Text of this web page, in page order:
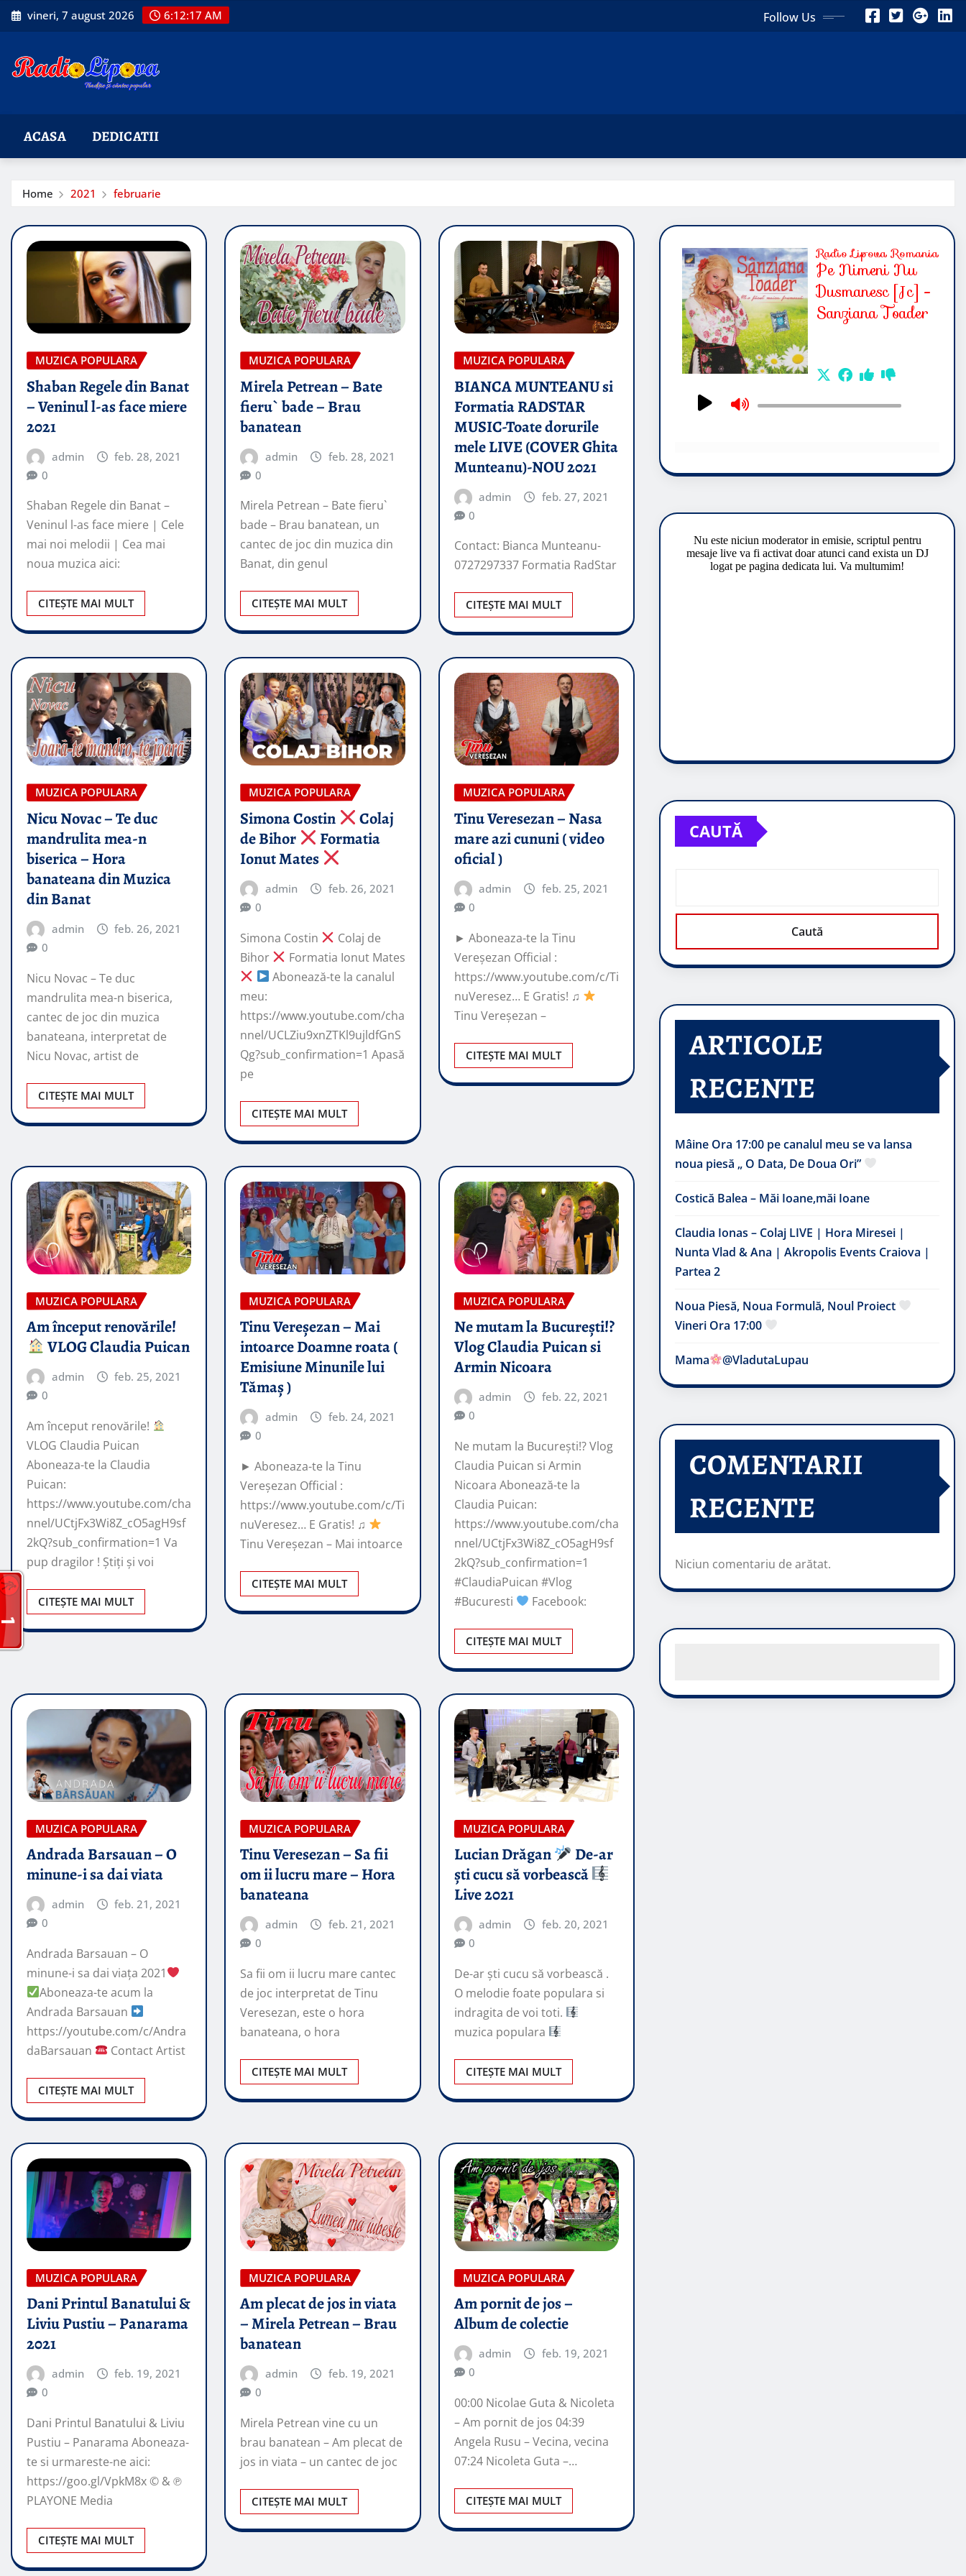
Skip
to
vineri, 7 august 2026 6:12:18 AM Follow Us
ACASA DEDICATII
Home 2021 februarie
MUZICA POPULARA
Shaban Regele din Banat
– Veninul l-as face miere
2021
admin
feb. 28, 2021
0
Shaban Regele din Banat –
Veninul l-as face miere | Cele
mai noi melodii | Cea mai
noua muzica aici:
CITEȘTE MAI MULT
MUZICA POPULARA
Mirela Petrean – Bate
fieru` bade – Brau
banatean
admin
feb. 28, 2021
0
Mirela Petrean – Bate fieru`
bade – Brau banatean, un
cantec de joc din muzica din
Banat, din genul
CITEȘTE MAI MULT
MUZICA POPULARA
BIANCA MUNTEANU si
Formatia RADSTAR
MUSIC-Toate dorurile
mele LIVE (COVER Ghita
Munteanu)-NOU 2021
admin
feb. 27, 2021
0
Contact: Bianca Munteanu-
0727297337 Formatia RadStar
CITEȘTE MAI MULT
MUZICA POPULARA
Nicu Novac – Te duc
mandrulita mea-n
biserica – Hora
banateana din Muzica
din Banat
admin
feb. 26, 2021
0
Nicu Novac – Te duc
mandrulita mea-n biserica,
cantec de joc din muzica
banateana, interpretat de
Nicu Novac, artist de
CITEȘTE MAI MULT
MUZICA POPULARA
Simona Costin
Colaj
de Bihor
Formatia
Ionut Mates
admin
feb. 26, 2021
0
Simona Costin
Colaj de
Bihor
Formatia Ionut Mates
Abonează-te la canalul
meu:
https://www.youtube.com/cha
nnel/UCLZiu9xnZTKl9ujldfGnS
Qg?sub_confirmation=1 Apasă
pe
CITEȘTE MAI MULT
MUZICA POPULARA
Tinu Veresezan – Nasa
mare azi cununi ( video
oficial )
admin
feb. 25, 2021
0
► Aboneaza-te la Tinu
Vereșezan Official :
https://www.youtube.com/c/Ti
nuVeresez…​ E Gratis! ♫
Tinu Vereșezan –
CITEȘTE MAI MULT
MUZICA POPULARA
Am început renovările!
VLOG Claudia Puican
admin
feb. 25, 2021
0
Am început renovările!
VLOG Claudia Puican
Aboneaza-te la Claudia
Puican:
https://www.youtube.com/cha
nnel/UCtjFx3Wi8Z_cO5agH9sf
2kQ?sub_confirmation=1 Va
pup dragilor ! Știți și voi
CITEȘTE MAI MULT
MUZICA POPULARA
Tinu Vereșezan – Mai
intoarce Doamne roata (
Emisiune Minunile lui
Tămaș )
admin
feb. 24, 2021
0
► Aboneaza-te la Tinu
Vereșezan Official :
https://www.youtube.com/c/Ti
nuVeresez…​ E Gratis! ♫
Tinu Vereșezan – Mai intoarce
CITEȘTE MAI MULT
MUZICA POPULARA
Ne mutam la București!?
Vlog Claudia Puican si
Armin Nicoara
admin
feb. 22, 2021
0
Ne mutam la București!? Vlog
Claudia Puican si Armin
Nicoara Abonează-te la
Claudia Puican:
https://www.youtube.com/cha
nnel/UCtjFx3Wi8Z_cO5agH9sf
2kQ?sub_confirmation=1
#ClaudiaPuican #Vlog
#Bucuresti
Facebook:
CITEȘTE MAI MULT
MUZICA POPULARA
Andrada Barsauan – O
minune-i sa dai viata
admin
feb. 21, 2021
0
Andrada Barsauan – O
minune-i sa dai viața 2021
Aboneaza-te acum la
Andrada Barsauan
https://youtube.com/c/Andra
daBarsauan
Contact Artist
CITEȘTE MAI MULT
MUZICA POPULARA
Tinu Veresezan – Sa fii
om ii lucru mare – Hora
banateana
admin
feb. 21, 2021
0
Sa fii om ii lucru mare cantec
de joc interpretat de Tinu
Veresezan, este o hora
banateana, o hora
CITEȘTE MAI MULT
MUZICA POPULARA
Lucian Drăgan
De-ar
ști cucu să vorbească
Live 2021
admin
feb. 20, 2021
0
De-ar ști cucu să vorbească .
O melodie foate populara si
indragita de voi toti.
muzica populara
CITEȘTE MAI MULT
MUZICA POPULARA
Dani Printul Banatului &
Liviu Pustiu – Panarama
2021
admin
feb. 19, 2021
0
Dani Printul Banatului & Liviu
Pustiu – Panarama Aboneaza-
te si urmareste-ne aici:
https://goo.gl/VpkM8x © & ℗
PLAYONE Media
CITEȘTE MAI MULT
MUZICA POPULARA
Am plecat de jos in viata
– Mirela Petrean – Brau
banatean
admin
feb. 19, 2021
0
Mirela Petrean vine cu un
brau banatean – Am plecat de
jos in viata – un cantec de joc
CITEȘTE MAI MULT
MUZICA POPULARA
Am pornit de jos –
Album de colectie
admin
feb. 19, 2021
0
00:00 Nicolae Guta & Nicoleta
– Am pornit de jos 04:39
Angela Rusu – Vecina, vecina
07:24 Nicoleta Guta –…
CITEȘTE MAI MULT
CAUTĂ
Caută
ARTICOLE
RECENTE
Mâine Ora 17:00 pe canalul meu se va lansa
noua piesă „ O Data, De Doua Ori”
Costică Balea – Măi Ioane,măi Ioane
Claudia Ionas – Colaj LIVE | Hora Miresei |
Nunta Vlad & Ana | Akropolis Events Craiova |
Partea 2
Noua Piesă, Noua Formulă, Noul Proiect
Vineri Ora 17:00
Mama @VladutaLupau
COMENTARII
RECENTE
Niciun comentariu de arătat.